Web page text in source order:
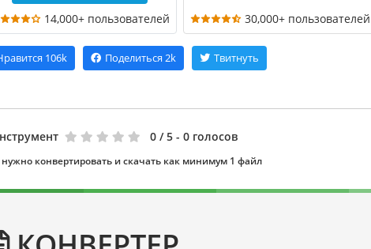
14,000+ пользователей 30,000+ пользователей
106k Поделиться 2k Твитнуть
0 / 5 - 0 голосов
конвертировать и скачать как минимум 1 файл